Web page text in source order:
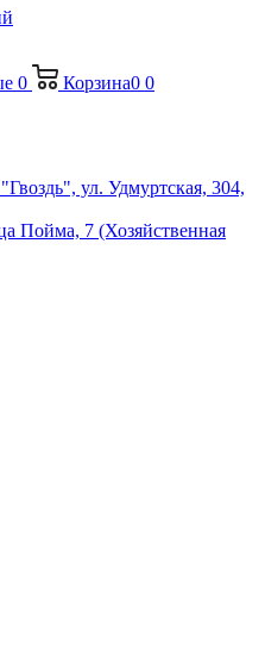
0 Корзина0 0
ул. Удмуртская, 304,
Пойма, 7 (Хозяйственная